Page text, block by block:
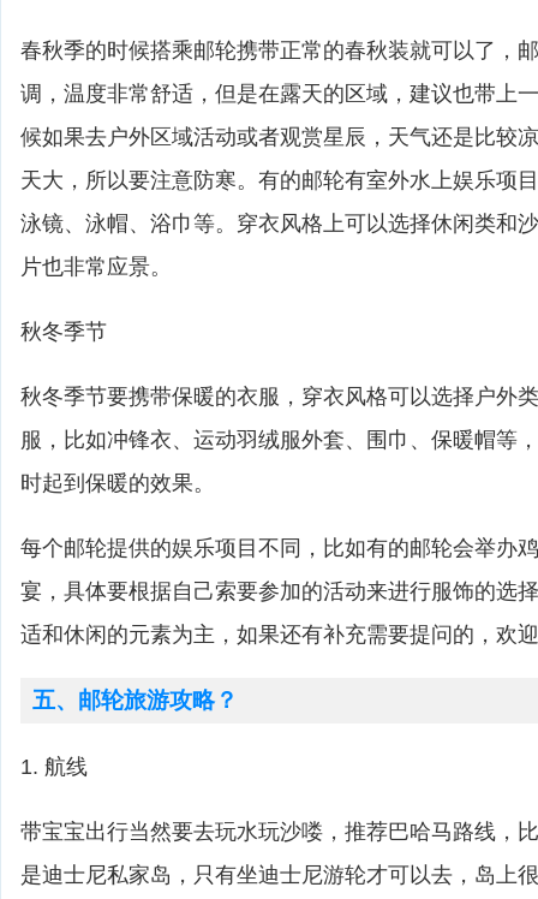
春秋季的时候搭乘邮轮携带正常的春秋装就可以了，
调，温度非常舒适，但是在露天的区域，建议也带上
候如果去户外区域活动或者观赏星辰，天气还是比较
天大，所以要注意防寒。有的邮轮有室外水上娱乐项
泳镜、泳帽、浴巾等。穿衣风格上可以选择休闲类和
片也非常应景。
秋冬季节
秋冬季节要携带保暖的衣服，穿衣风格可以选择户外
服，比如冲锋衣、运动羽绒服外套、围巾、保暖帽等
时起到保暖的效果。
每个邮轮提供的娱乐项目不同，比如有的邮轮会举办
宴，具体要根据自己索要参加的活动来进行服饰的选
适和休闲的元素为主，如果还有补充需要提问的，欢
五、邮轮旅游攻略？
1. 航线
带宝宝出行当然要去玩水玩沙喽，推荐巴哈马路线，
是迪士尼私家岛，只有坐迪士尼游轮才可以去，岛上